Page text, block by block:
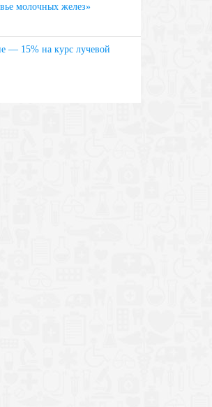
молочных желез»
— 15% на курс лучевой